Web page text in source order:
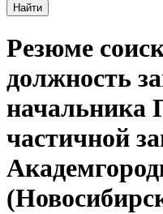
Найти
Резюме
должность
начальника
частичной